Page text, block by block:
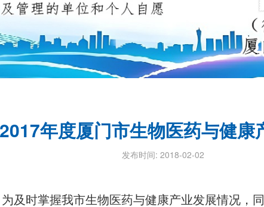
年度厦门市生物医药与健康
发布时间: 2018-02-02
及时掌握我市生物医药与健康产业发展情况，